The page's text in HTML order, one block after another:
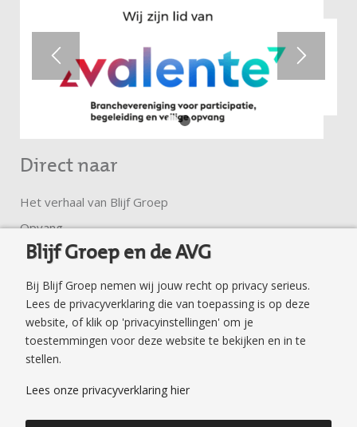
Direct naar
Het verhaal van Blijf Groep
Opvang
Ambulante hulp
Trainingen en groepen
Klachtenregeling
Privacyverklaring
Veilig surfen en mailen
Blijf Groep en de AVG
Bij Blijf Groep nemen wij jouw recht op privacy serieus.
Lees de privacyverklaring die van toepassing is op deze
website, of klik op 'privacyinstellingen' om je
toestemmingen voor deze website te bekijken en in te
stellen.
Lees onze privacyverklaring hier